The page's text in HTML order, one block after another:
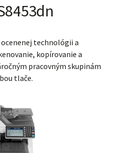
ocenenej technológii a
kopírovanie a
pracovným skupinám
tlače.